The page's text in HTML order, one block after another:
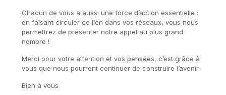
Chacun de vous a aussi une force d’action essentielle :
en faisant circuler ce lien dans vos réseaux, vous nous
permettrez de présenter notre appel au plus grand
nombre !
Merci pour votre attention et vos pensées, c’est grâce à
vous que nous pourront continuer de construire l’avenir.
Bien à vous